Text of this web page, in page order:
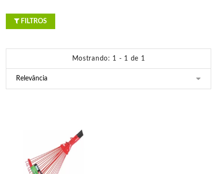
FILTROS
Mostrando: 1 - 1 de 1